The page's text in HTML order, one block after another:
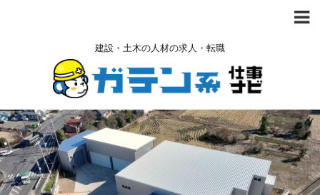
建設・土木の人材の求人・転職